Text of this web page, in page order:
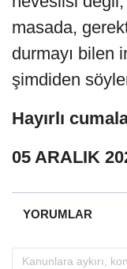
masada,
durmayı bilen
şimdiden
Hayırlı
05 ARALIK
YORUMLAR